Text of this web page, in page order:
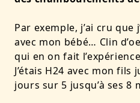
Par exemple, j’ai cru
avec mon bébé… Clin
qui en on fait
J’étais H24 avec mon fils
jours sur 5 jusqu’à ses 8